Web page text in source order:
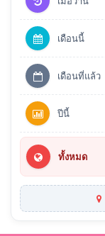
เดือนนี้
เดือนที่แล้ว
ปีนี้
ทั้งหมด